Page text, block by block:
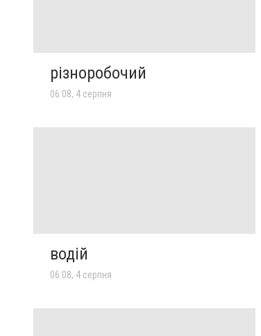
різноробочий
06:08, 4 серпня
водій
06:08, 4 серпня